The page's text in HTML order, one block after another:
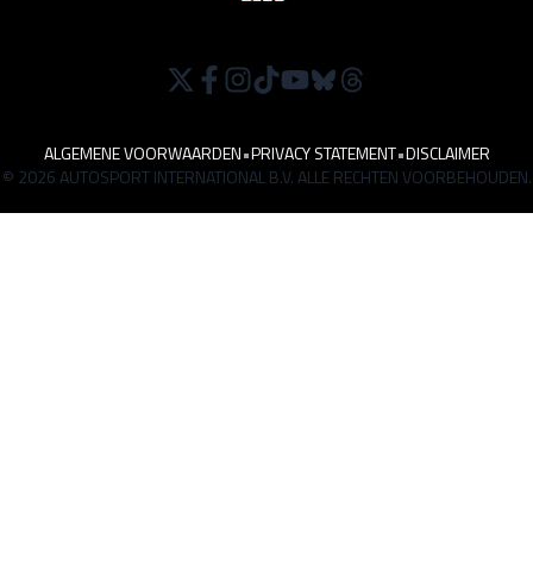
ALGEMENE VOORWAARDEN•PRIVACY STATEMENT•DISCLAIMER
© 2026 AUTOSPORT INTERNATIONAL B.V. ALLE RECHTEN VOORBEHOUDEN.